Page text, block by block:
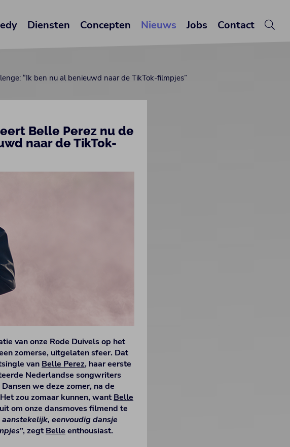
Diensten Concepten Nieuws Jobs Contact
“Ik ben nu al benieuwd naar de TikTok-filmpjes”
Belle Perez nu de
naar de TikTok-
van onze Rode Duivels op het
zomerse, uitgelaten sfeer. Dat
van Belle Perez, haar eerste
Nederlandse songwriters
we deze zomer, na de
zou zomaar kunnen, want Belle
om onze dansmoves filmend te
eenvoudig dansje
”, zegt Belle enthousiast.